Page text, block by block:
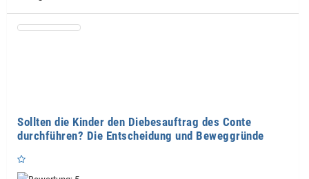
Sollten die Kinder den Diebesauftrag des Conte
durchführen? Die Entscheidung und Beweggründe